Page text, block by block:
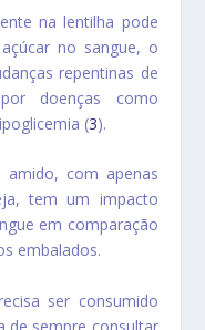
na lentilha pode
no sangue, o
repentinas de
doenças como
(3).
com apenas
tem um impacto
em comparação
embalados.
ser consumido